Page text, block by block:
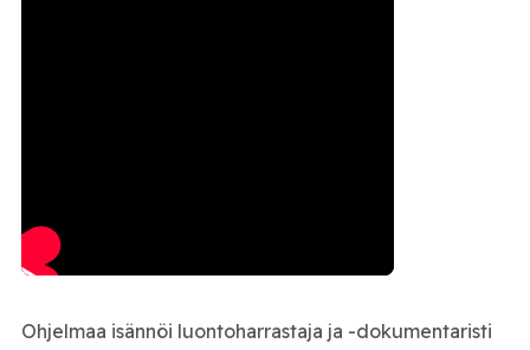
Ohjelmaa isännöi luontoharrastaja ja -dokumentaristi